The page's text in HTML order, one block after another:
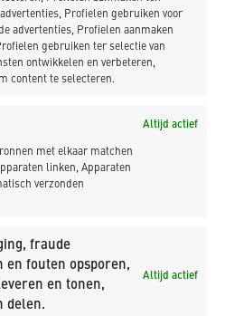
Profielen gebruiken voor
advertenties, Profielen aanmaken
gebruiken ter selectie van
ontwikkelen en verbeteren,
content te selecteren.
Altijd actief
met elkaar matchen
linken, Apparaten
verzonden
fraude
en fouten opsporen,
en tonen,
delen.
Altijd actief
van K_DEKKER.